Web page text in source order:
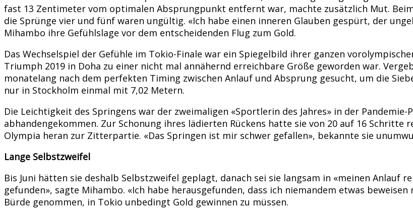
fast 13 Zentimeter vom optimalen Absprungpunkt entfernt war, machte zusätzlich Mut.
die Sprünge vier und fünf waren ungültig. «Ich habe einen inneren Glauben gespürt, der
Mihambo ihre Gefühlslage vor dem entscheidenden Flug zum Gold.
Das Wechselspiel der Gefühle im Tokio-Finale war ein Spiegelbild ihrer ganzen
Triumph 2019 in Doha zu einer nicht mal annähernd erreichbare Größe geworden war.
monatelang nach dem perfekten Timing zwischen Anlauf und Absprung gesucht, um die
nur in Stockholm einmal mit 7,02 Metern.
Die Leichtigkeit des Springens war der zweimaligen «Sportlerin des Jahres» in der
abhandengekommen. Zur Schonung ihres lädierten Rückens hatte sie von 20 auf 16 Schritte
Olympia heran zur Zitterpartie. «Das Springen ist mir schwer gefallen», bekannte sie
Lange Selbstzweifel
Bis Juni hätten sie deshalb Selbstzweifel geplagt, danach sei sie langsam in «meinen Anlauf
gefunden», sagte Mihambo. «Ich habe herausgefunden, dass ich niemandem etwas
Bürde genommen, in Tokio unbedingt Gold gewinnen zu müssen.